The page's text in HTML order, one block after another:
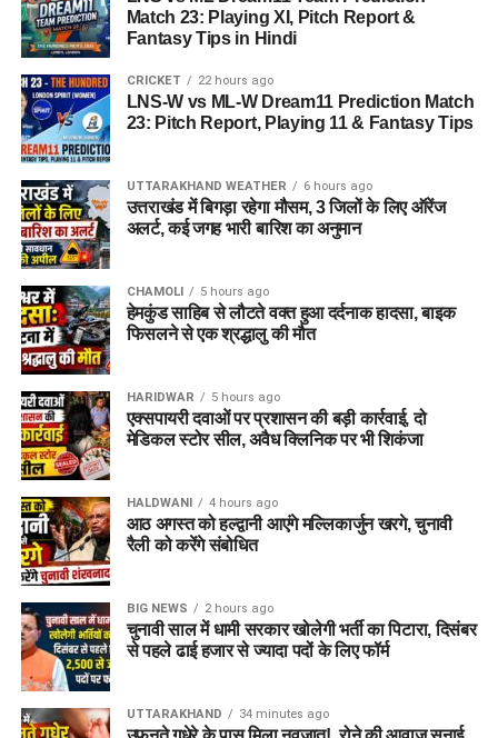
Match 23: Playing XI, Pitch Report &
Fantasy Tips in Hindi
CRICKET 22 hours ago
LNS-W vs ML-W Dream11 Prediction Match
23: Pitch Report, Playing 11 & Fantasy Tips
UTTARAKHAND WEATHER 6 hours ago
उत्तराखंड में बिगड़ा रहेगा मौसम, 3 जिलों के लिए ऑरेंज
अलर्ट, कई जगह भारी बारिश का अनुमान
CHAMOLI 5 hours ago
हेमकुंड साहिब से लौटते वक्त हुआ दर्दनाक हादसा, बाइक
फिसलने से एक श्रद्धालु की मौत
HARIDWAR 5 hours ago
एक्सपायरी दवाओं पर प्रशासन की बड़ी कार्रवाई, दो
मेडिकल स्टोर सील, अवैध क्लिनिक पर भी शिकंजा
HALDWANI 4 hours ago
आठ अगस्त को हल्द्वानी आएंगे मल्लिकार्जुन खरगे, चुनावी
रैली को करेंगे संबोधित
BIG NEWS 2 hours ago
चुनावी साल में धामी सरकार खोलेगी भर्ती का पिटारा, दिसंबर
से पहले ढाई हजार से ज्यादा पदों के लिए फॉर्म
UTTARAKHAND 34 minutes ago